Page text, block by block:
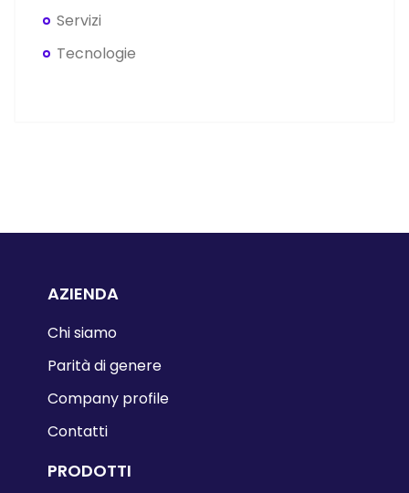
Servizi
Tecnologie
AZIENDA
Chi siamo
Parità di genere
Company profile
Contatti
PRODOTTI